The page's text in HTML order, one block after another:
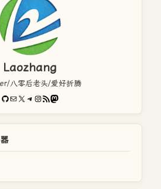
Laozhang
八零后老头/爱好折腾
GitHub
电子邮件X Telegram
Instagram
RSS FeedMastodon